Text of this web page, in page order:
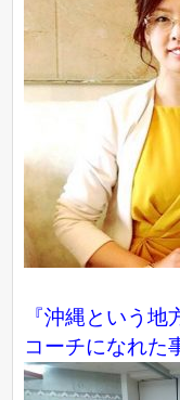
『沖縄という
コーチになれた